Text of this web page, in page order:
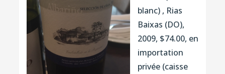
blanc) , Rias
Baixas (DO),
2009, $74.00, en
importation
privée (caisse